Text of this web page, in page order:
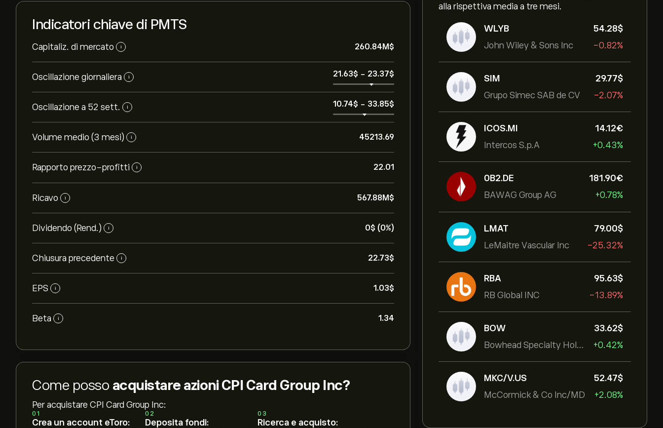
alla rispettiva media a tre mesi.
WLYB
John Wiley & Sons Inc
54.28‎$‎
-0.82%
SIM
Grupo Simec SAB de CV
29.77‎$‎
-2.07%
ICOS.MI
Intercos S.p.A
14.12‎€‎
+0.43%
0B2.DE
BAWAG Group AG
181.90‎€‎
+0.78%
LMAT
LeMaitre Vascular Inc
79.00‎$‎
-25.32%
RBA
RB Global INC
95.63‎$‎
-13.89%
BOW
Bowhead Specialty Holdings Inc
33.62‎$‎
+0.42%
MKC/V.US
McCormick & Co Inc/MD
52.47‎$‎
+2.08%
Indicatori chiave di PMTS
Capitaliz. di mercato i 260.84M‎$‎
Oscillazione giornaliera i 21.63‎$‎ - 23.37‎$‎
Oscillazione a 52 sett. i 10.74‎$‎ - 33.85‎$‎
Volume medio (3 mesi) i 45213.69
Rapporto prezzo-profitti i 22.01
Ricavo i 567.88M‎$‎
Dividendo (Rend.) i 0‎$‎ (0%)
Chiusura precedente i 22.73‎$‎
EPS i 1.03‎$‎
Beta i 1.34
Come posso acquistare azioni CPI Card Group Inc?
Per acquistare CPI Card Group Inc:
01
Crea un account eToro:
02
Deposita fondi:
03
Ricerca e acquisto: